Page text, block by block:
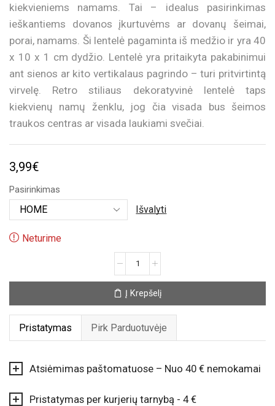
kiekvieniems namams. Tai – idealus pasirinkimas
ieškantiems dovanos įkurtuvėms ar dovanų šeimai,
porai, namams. Ši lentelė pagaminta iš medžio ir yra 40
x 10 x 1 cm dydžio. Lentelė yra pritaikyta pakabinimui
ant sienos ar kito vertikalaus pagrindo – turi pritvirtintą
virvelę. Retro stiliaus dekoratyvinė lentelė taps
kiekvienų namų ženklu, jog čia visada bus šeimos
traukos centras ar visada laukiami svečiai.
3,99€
Pasirinkimas
Išvalyti
Neturime
Dekoratyvinė
lentelė
užrašu
Į Krepšelį
Pristatymas Pirk Parduotuvėje
Atsiėmimas paštomatuose – Nuo 40 € nemokamai
Pristatymas per kurjerių tarnybą - 4 €